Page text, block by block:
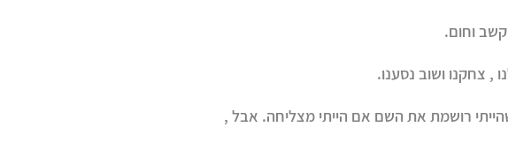
קשב וחום.
, צחקנו ושוב נסענו.
רושמת את השם אם הייתי מצליחה. אבל ,